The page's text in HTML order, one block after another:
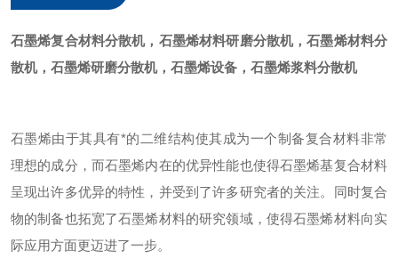
石墨烯复合材料分散机，石墨烯材料研磨分散机，石墨烯材料分
散机，石墨烯研磨分散机，石墨烯设备，石墨烯浆料分散机
石墨烯由于其具有*的二维结构使其成为一个制备复合材料非常
理想的成分，而石墨烯内在的优异性能也使得石墨烯基复合材料
呈现出许多优异的特性，并受到了许多研究者的关注。同时复合
物的制备也拓宽了石墨烯材料的研究领域，使得石墨烯材料向实
际应用方面更迈进了一步。